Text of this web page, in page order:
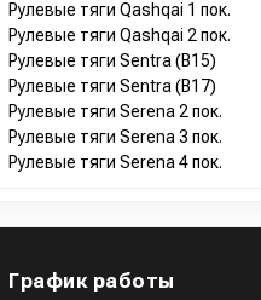
Рулевые тяги Qashqai 1 пок.
Рулевые тяги Qashqai 2 пок.
Рулевые тяги Sentra (B15)
Рулевые тяги Sentra (B17)
Рулевые тяги Serena 2 пок.
Рулевые тяги Serena 3 пок.
Рулевые тяги Serena 4 пок.
График работы